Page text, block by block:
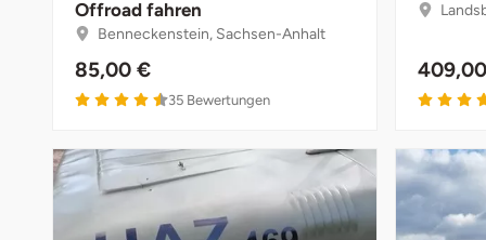
Offroad fahren
Benneckenstein, Sachsen-Anhalt
85,00 €
35 Bewertungen
Hanau